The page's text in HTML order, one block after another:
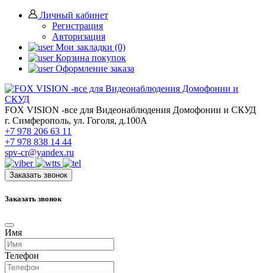
Личный кабинет
Регистрация
Авторизация
Мои закладки (0)
Корзина покупок
Оформление заказа
FOX VISION -все для Видеонаблюдения Домофонии и СКУД
г. Симферополь, ул. Гоголя, д.100А
+7 978 206 63 11
+7 978 838 14 44
spv-cr@yandex.ru
Заказать звонок
Заказать звонок
Имя
Телефон